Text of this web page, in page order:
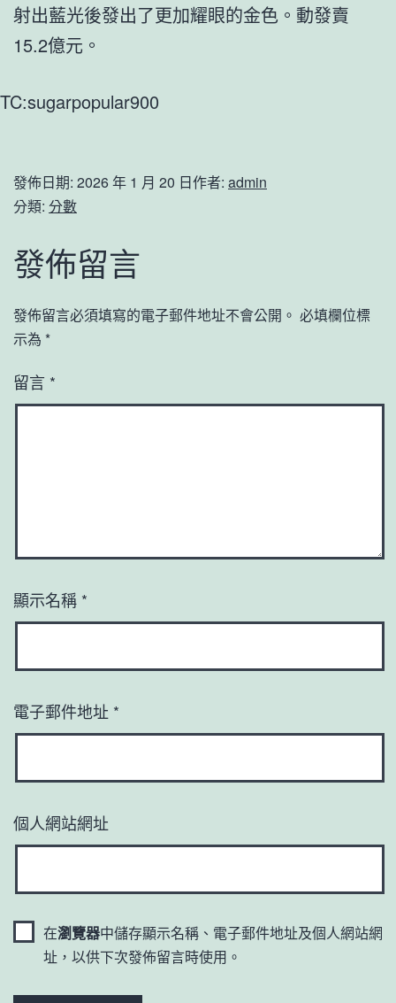
射出藍光後發出了更加耀眼的金色。動發賣
15.2億元。
TC:sugarpopular900
發佈日期: 2026 年 1 月 20 日作者: admin
分類: 分數
發佈留言
發佈留言必須填寫的電子郵件地址不會公開。 必填欄位標
示為 *
留言 *
顯示名稱 *
電子郵件地址 *
個人網站網址
在瀏覽器中儲存顯示名稱、電子郵件地址及個人網站網
址，以供下次發佈留言時使用。